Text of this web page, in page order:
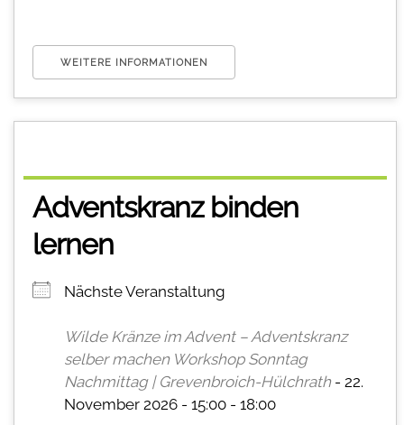
WEITERE INFORMATIONEN
Adventskranz binden
lernen
Nächste Veranstaltung
Wilde Kränze im Advent – Adventskranz
selber machen Workshop Sonntag
Nachmittag | Grevenbroich-Hülchrath- 22.
November 2026 - 15:00 - 18:00